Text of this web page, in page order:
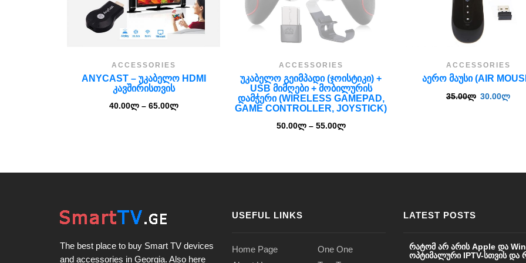
ACCESSORIES
ANYCAST – ᲣᲙᲐᲑᲔᲚᲝ HDMI
ᲙᲐᲕᲨᲘᲠᲘᲡᲗᲕᲘᲡ
40.00ლ– 65.00ლ
ACCESSORIES
ᲣᲙᲐᲑᲔᲚᲝ ᲒᲔᲘᲛᲞᲐᲓᲘ (ᲯᲝᲘᲡᲢᲘᲙᲘ) +
USB ᲛᲘᲛᲦᲔᲑᲘ + ᲛᲝᲑᲘᲚᲣᲠᲘᲡ
ᲓᲐᲛᲭᲔᲠᲘ (WIRELESS GAMEPAD,
GAME CONTROLLER, JOYSTICK)
50.00ლ– 55.00ლ
ACCESSORIES
ᲐᲔᲠᲝ ᲛᲐᲣᲡᲘ (AIR
35.00ლ 30.00ლ
The best place to buy Smart TV devices
and accessories in Georgia. Also here
USEFUL LINKS
Home Page
One One
LATEST POSTS
რატომ არ არის Apple და
ოპტიმალური IPTV-სთვის და